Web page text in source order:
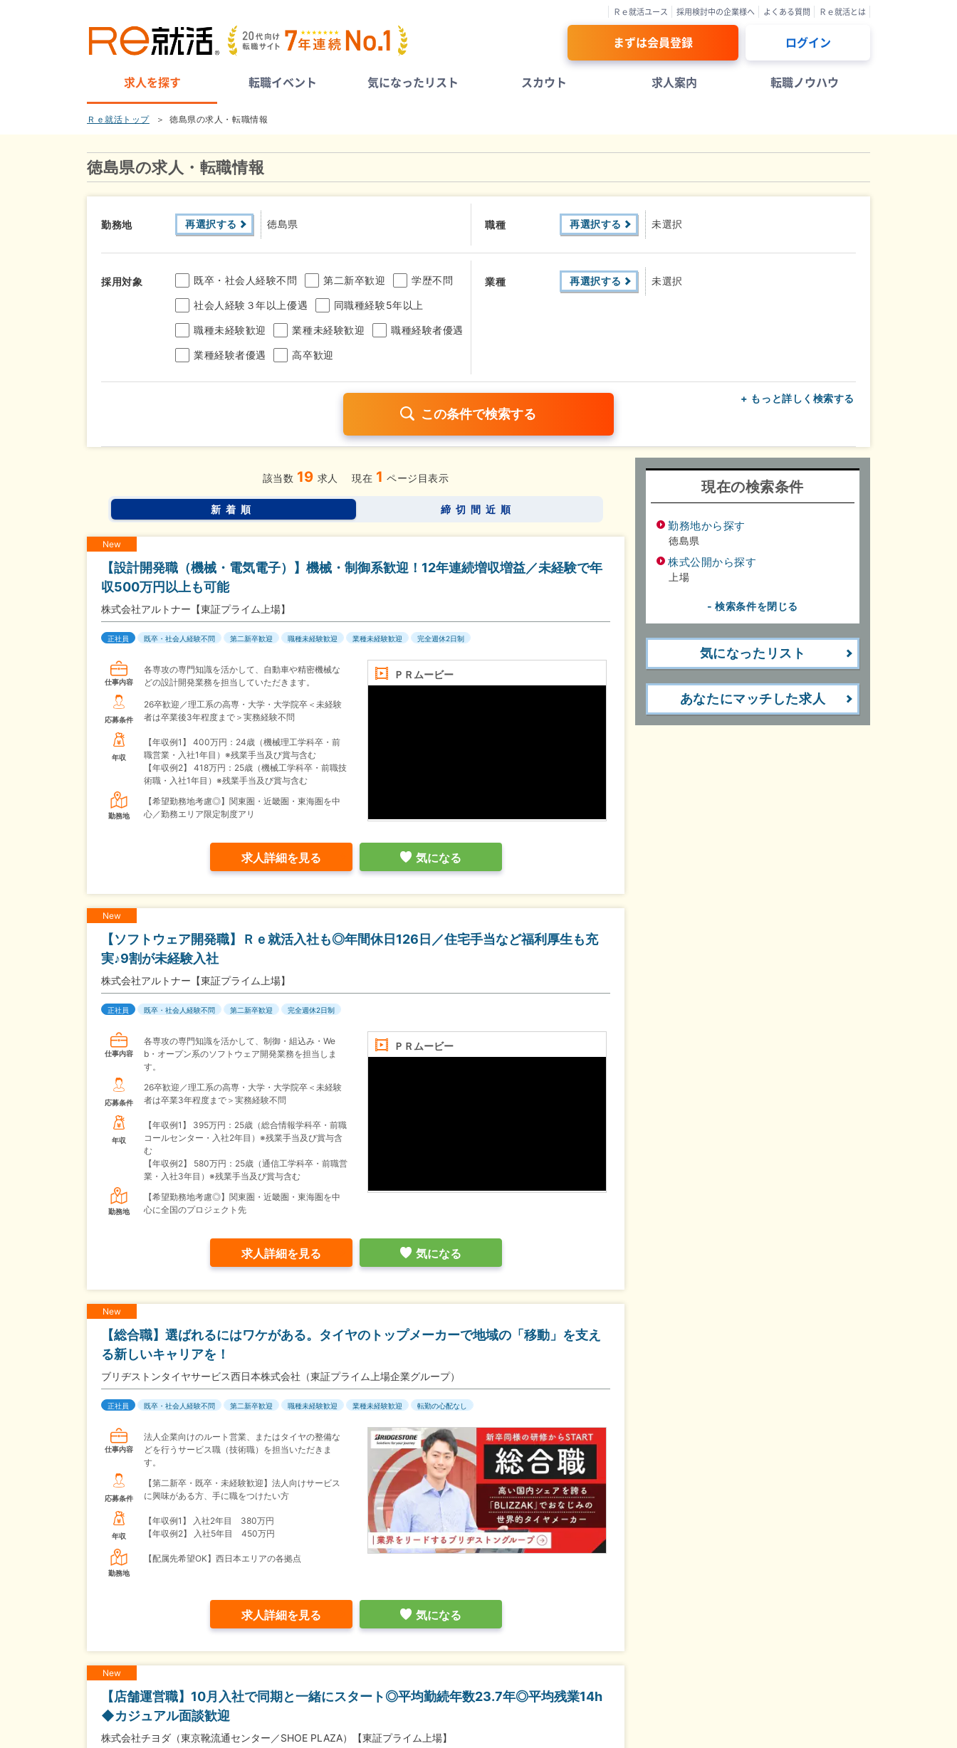
Ｒｅ就活ユース 採用検討中の企業様へ よくある質問 Ｒｅ就活とは
まずは会員登録 ログイン
求人を探す 転職イベント 気になったリスト スカウト 求人案内 転職ノウハウ
Ｒｅ就活トップ 徳島県の求人・転職情報
徳島県の求人・転職情報
勤務地 再選択する 徳島県 職種 再選択する 未選択
採用対象 既卒・社会人経験不問 第二新卒歓迎 学歴不問
社会人経験３年以上優遇 同職種経験5年以上
職種未経験歓迎 業種未経験歓迎 職種経験者優遇
業種経験者優遇 高卒歓迎
業種 再選択する 未選択
完全週休2日制 年間休日120日以上 残業少なめ（1日1時間以内）
土日面接OK 書類選考なし
+ もっと詳しく検索する
該当数 19 求人 現在 1 ページ目表示
新着順 締切間近順
New
【設計開発職（機械・電気電子）】機械・制御系歓迎！12年連続増収増益／未経験で年
収500万円以上も可能
株式会社アルトナー【東証プライム上場】
正社員 既卒・社会人経験不問 第二新卒歓迎 職種未経験歓迎 業種未経験歓迎 完全週休2日制
ＰＲムービー
仕事内容
各専攻の専門知識を活かして、自動車や精密機械な
どの設計開発業務を担当していただきます。
応募条件
26卒歓迎／理工系の高専・大学・大学院卒＜未経験
者は卒業後3年程度まで＞実務経験不問
年収
【年収例1】
400万円：24歳（機械理工学科卒・前
職営業・入社1年目）※残業手当及び賞与含む
【年収例2】
418万円：25歳（機械工学科卒・前職技
術職・入社1年目）※残業手当及び賞与含む
勤務地
【希望勤務地考慮◎】関東圏・近畿圏・東海圏を中
心／勤務エリア限定制度アリ
求人詳細を見る 気になる
New
【ソフトウェア開発職】Ｒｅ就活入社も◎年間休日126日／住宅手当など福利厚生も充
実♪9割が未経験入社
株式会社アルトナー【東証プライム上場】
正社員 既卒・社会人経験不問 第二新卒歓迎 完全週休2日制
ＰＲムービー
仕事内容
各専攻の専門知識を活かして、制御・組込み・We
b・オープン系のソフトウェア開発業務を担当しま
す。
応募条件
26卒歓迎／理工系の高専・大学・大学院卒＜未経験
者は卒業3年程度まで＞実務経験不問
年収
【年収例1】
395万円：25歳（総合情報学科卒・前職
コールセンター・入社2年目）※残業手当及び賞与含
む
【年収例2】
580万円：25歳（通信工学科卒・前職営
業・入社3年目）※残業手当及び賞与含む
勤務地
【希望勤務地考慮◎】関東圏・近畿圏・東海圏を中
心に全国のプロジェクト先
求人詳細を見る 気になる
New
【総合職】選ばれるにはワケがある。タイヤのトップメーカーで地域の「移動」を支え
る新しいキャリアを！
ブリヂストンタイヤサービス西日本株式会社（東証プライム上場企業グループ）
正社員 既卒・社会人経験不問 第二新卒歓迎 職種未経験歓迎 業種未経験歓迎 転勤の心配なし
仕事内容
法人企業向けのルート営業、またはタイヤの整備な
どを行うサービス職（技術職）を担当いただきま
す。
応募条件
【第二新卒・既卒・未経験歓迎】法人向けサービス
に興味がある方、手に職をつけたい方
年収
【年収例1】
入社2年目 380万円
【年収例2】
入社5年目 450万円
勤務地
【配属先希望OK】西日本エリアの各拠点
求人詳細を見る 気になる
New
【店舗運営職】10月入社で同期と一緒にスタート◎平均勤続年数23.7年◎平均残業14h
◆カジュアル面談歓迎
株式会社チヨダ（東京靴流通センター／SHOE PLAZA）【東証プライム上場】
現在の検索条件
勤務地から探す
徳島県
株式公開から探す
上場
- 検索条件を閉じる
気になったリスト
あなたにマッチした求人